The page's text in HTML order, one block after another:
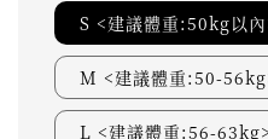
S <建議體重:50kg以
M <建議體重:50-
L <建議體重:56-